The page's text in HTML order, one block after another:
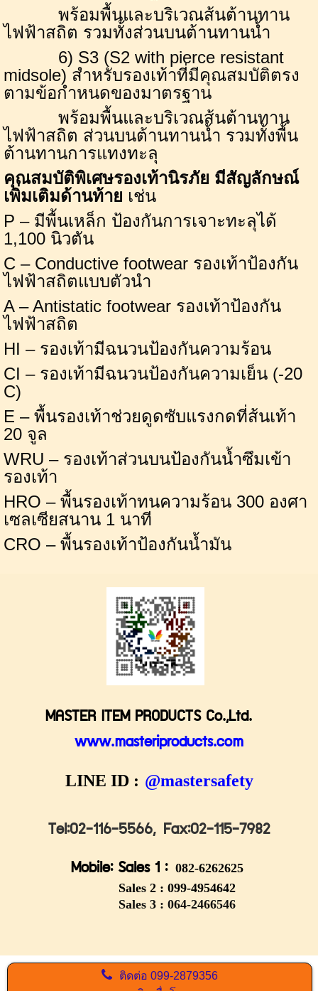
พร้อมพื้นและบริเวณส้นต้านทาน
ไฟฟ้าสถิต รวมทั้งส่วนบนต้านทานน้ำ
6) S3 (S2 with pierce resistant
midsole) สำหรับรองเท้าที่มีคุณสมบัติตรง
ตามข้อกำหนดของมาตรฐาน
พร้อมพื้นและบริเวณส้นต้านทาน
ไฟฟ้าสถิต ส่วนบนต้านทานน้ำ รวมทั้งพื้น
ต้านทานการแทงทะลุ
คุณสมบัติพิเศษรองเท้านิรภัย มีสัญลักษณ์
เพิ่มเติมด้านท้าย เช่น
P – มีพื้นเหล็ก ป้องกันการเจาะทะลุได้
1,100 นิวตัน
C – Conductive footwear รองเท้าป้องกัน
ไฟฟ้าสถิตแบบตัวนำ
A –Antistatic footwear รองเท้าป้องกัน
ไฟฟ้าสถิต
HI – รองเท้ามีฉนวนป้องกันความร้อน
CI – รองเท้ามีฉนวนป้องกันความเย็น (-20
C)
E – พื้นรองเท้าช่วยดูดซับแรงกดที่ส้นเท้า
20 จูล
WRU – รองเท้าส่วนบนป้องกันน้ำซึมเข้า
รองเท้า
HRO – พื้นรองเท้าทนความร้อน 300 องศา
เซลเซียสนาน 1 นาที
CRO – พื้นรองเท้าป้องกันน้ำมัน
MASTER ITEM PRODUCTS Co.,Ltd.
www.masteriproducts.com
LINE ID : @mastersafety
Tel:02-116-5566, Fax:02-115-7982
Mobile: Sales 1 : 082-6262625
Sales 2 : 099-4954642
Sales 3 : 064-2466546
ติดต่อ 099-2879356